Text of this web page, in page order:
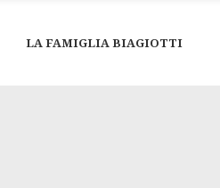
LA FAMIGLIA BIAGIOTTI